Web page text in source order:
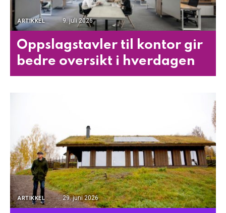
ARTIKKEL 9. juli 2026
Oppslagstavler til kontor gir
bedre oversikt i hverdagen
ARTIKKEL 29. juni 2026